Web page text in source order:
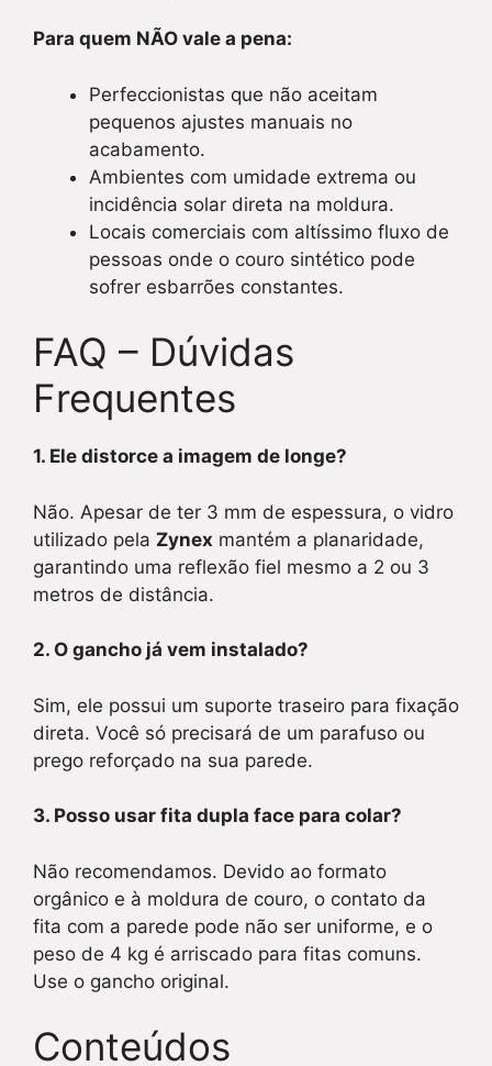
Para quem NÃO vale a pena:
Perfeccionistas que não aceitam
pequenos ajustes manuais no
acabamento.
Ambientes com umidade extrema ou
incidência solar direta na moldura.
Locais comerciais com altíssimo fluxo de
pessoas onde o couro sintético pode
sofrer esbarrões constantes.
FAQ – Dúvidas
Frequentes
1. Ele distorce a imagem de longe?
Não. Apesar de ter 3 mm de espessura, o vidro
utilizado pela Zynex mantém a planaridade,
garantindo uma reflexão fiel mesmo a 2 ou 3
metros de distância.
2. O gancho já vem instalado?
Sim, ele possui um suporte traseiro para fixação
direta. Você só precisará de um parafuso ou
prego reforçado na sua parede.
3. Posso usar fita dupla face para colar?
Não recomendamos. Devido ao formato
orgânico e à moldura de couro, o contato da
fita com a parede pode não ser uniforme, e o
peso de 4 kg é arriscado para fitas comuns.
Use o gancho original.
Conteúdos